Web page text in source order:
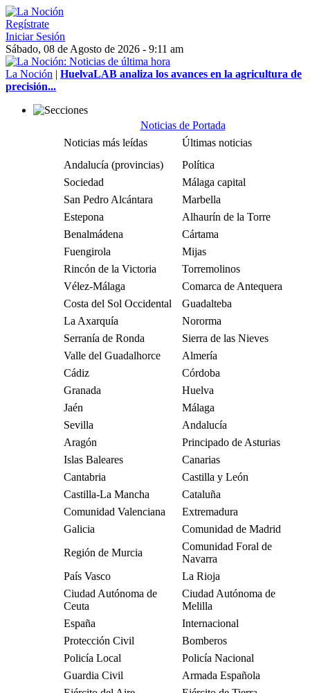
Regístrate
Iniciar Sesión
Sábado, 08 de Agosto de 2026 - 9:11 am
La Noción | HuelvaLAB analiza los avances en la agricultura de
precisión...
Noticias de Portada
Noticias más leídas
Últimas noticias
Andalucía (provincias)
Política
Sociedad
Málaga capital
San Pedro Alcántara
Marbella
Estepona
Alhaurín de la Torre
Benalmádena
Cártama
Fuengirola
Mijas
Rincón de la Victoria
Torremolinos
Vélez-Málaga
Comarca de Antequera
Costa del Sol Occidental
Guadalteba
La Axarquía
Nororma
Serranía de Ronda
Sierra de las Nieves
Valle del Guadalhorce
Almería
Cádiz
Córdoba
Granada
Huelva
Jaén
Málaga
Sevilla
Andalucía
Aragón
Principado de Asturias
Islas Baleares
Canarias
Cantabria
Castilla y León
Castilla-La Mancha
Cataluña
Comunidad Valenciana
Extremadura
Galicia
Comunidad de Madrid
Región de Murcia
Comunidad Foral de
Navarra
País Vasco
La Rioja
Ciudad Autónoma de
Ceuta
Ciudad Autónoma de
Melilla
España
Internacional
Protección Civil
Bomberos
Policía Local
Policía Nacional
Guardia Civil
Armada Española